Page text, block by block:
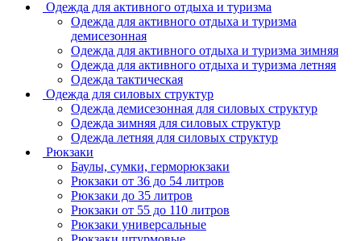
Одежда для активного отдыха и туризма
Одежда для активного отдыха и туризма
демисезонная
Одежда для активного отдыха и туризма зимняя
Одежда для активного отдыха и туризма летняя
Одежда тактическая
Одежда для силовых структур
Одежда демисезонная для силовых структур
Одежда зимняя для силовых структур
Одежда летняя для силовых структур
Рюкзаки
Баулы, сумки, герморюкзаки
Рюкзаки от 36 до 54 литров
Рюкзаки до 35 литров
Рюкзаки от 55 до 110 литров
Рюкзаки универсальные